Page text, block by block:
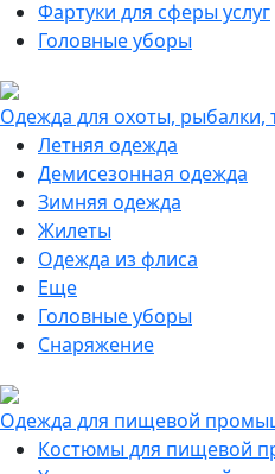
Фартуки для сферы услуг
Головные уборы
Одежда для охоты, рыбалки,
Летняя одежда
Демисезонная одежда
Зимняя одежда
Жилеты
Одежда из флиса
Еще
Головные уборы
Снаряжение
Одежда для пищевой
Костюмы для пищевой